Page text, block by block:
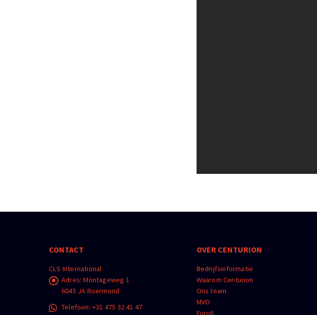
CONTACT
CLS International
Adres: Montageweg 1
6045 JA Roermond
Telefoon: +31 475 32 41 47
OVER CENTURION
Bedrijfsinformatie
Waarom Centurion
Ons team
MVO